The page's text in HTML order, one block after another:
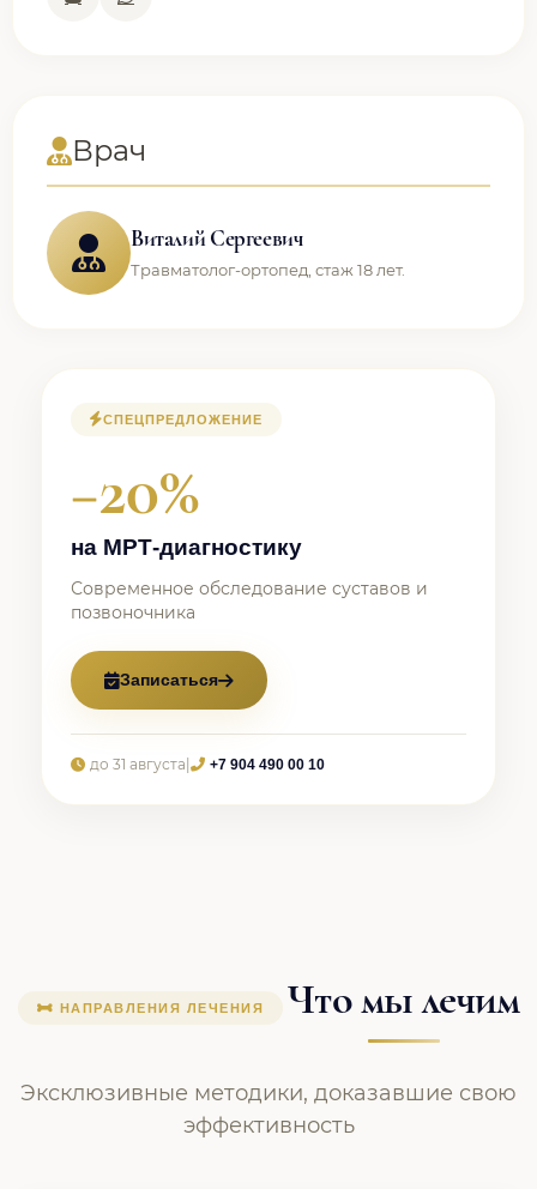
Врач
Виталий Сергеевич
Травматолог-ортопед, стаж 18 лет.
СПЕЦПРЕДЛОЖЕНИЕ
−20%
на МРТ-диагностику
Современное обследование суставов и
позвоночника
Записаться
до 31 августа +7 904 490 00 10
НАПРАВЛЕНИЯ ЛЕЧЕНИЯ Что мы лечим
Эксклюзивные методики, доказавшие свою
эффективность